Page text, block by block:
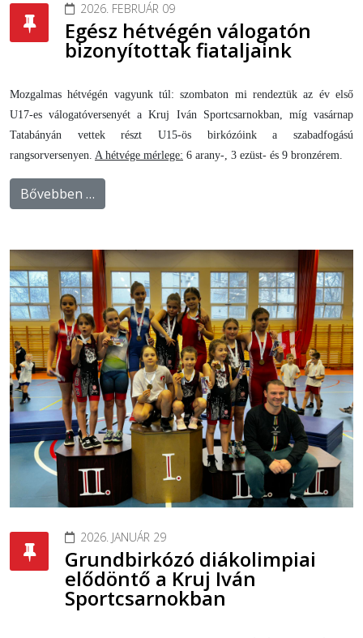
2026. FEBRUÁR 09
Egész hétvégén válogatón
bizonyítottak fiataljaink
Mozgalmas hétvégén vagyunk túl: szombaton mi rendeztük az év első
U17-es válogatóversenyét a Kruj Iván Sportcsarnokban, míg vasárnap
Tatabányán vettek részt U15-ös birkózóink a szabadfogású
rangsorversenyen. A hétvége mérlege: 6 arany-, 3 ezüst- és 9 bronzérem.
Bővebben …
2026. JANUÁR 29
Grundbirkózó diákolimpiai
elődöntő a Kruj Iván
Sportcsarnokban